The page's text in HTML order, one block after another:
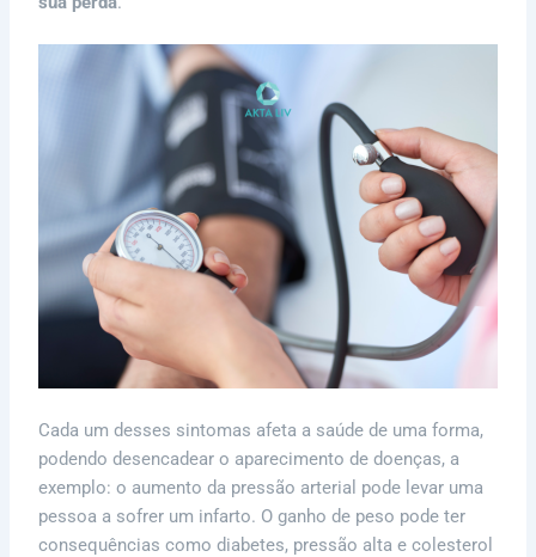
Cada um desses sintomas afeta a saúde de uma forma,
podendo desencadear o aparecimento de doenças, a
exemplo: o aumento da pressão arterial pode levar uma
pessoa a sofrer um infarto. O ganho de peso pode ter
consequências como diabetes, pressão alta e colesterol